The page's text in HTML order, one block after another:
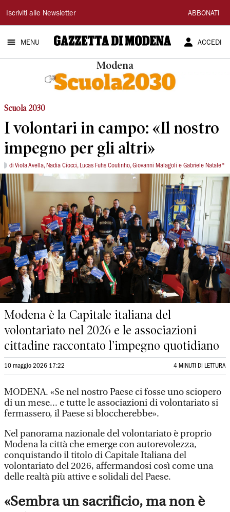
Gazzetta
di
Modena
Iscriviti alle Newsletter ABBONATI
MENU ACCEDI
Modena
Scuola 2030
I volontari in campo: «Il nostro
impegno per gli altri»
di Viola Avella, Nadia Ciocci, Lucas Fuhs Coutinho, Giovanni Malagoli e Gabriele Natale*
Modena è la Capitale italiana del
volontariato nel 2026 e le associazioni
cittadine raccontato l’impegno quotidiano
10 maggio 2026 17:22 4 MINUTI DI LETTURA
MODENA. «Se nel nostro Paese ci fosse uno sciopero
di un mese... e tutte le associazioni di volontariato si
fermassero, il Paese si bloccherebbe».
Nel panorama nazionale del volontariato è proprio
Modena la città che emerge con autorevolezza,
conquistando il titolo di Capitale Italiana del
volontariato del 2026, affermandosi così come una
delle realtà più attive e solidali del Paese.
«Sembra un sacrificio, ma non è